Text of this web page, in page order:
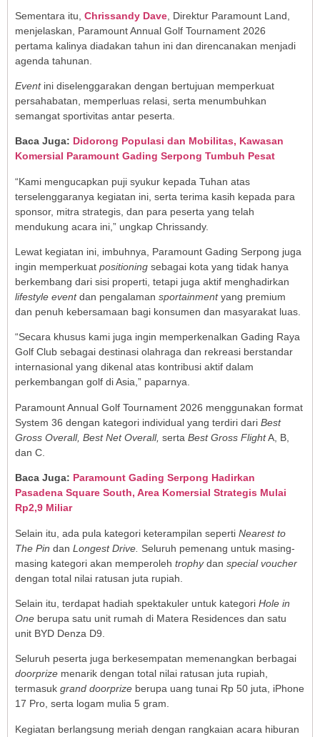
Sementara itu, Chrissandy Dave , Direktur Paramount Land,
menjelaskan, Paramount Annual Golf Tournament 2026
pertama kalinya diadakan tahun ini dan direncanakan menjadi
agenda tahunan.
Eventini diselenggarakan dengan bertujuan memperkuat
persahabatan, memperluas relasi, serta menumbuhkan
semangat sportivitas antar peserta.
Baca Juga: Didorong Populasi dan Mobilitas, Kawasan
Komersial Paramount Gading Serpong Tumbuh Pesat
“Kami mengucapkan puji syukur kepada Tuhan atas
terselenggaranya kegiatan ini, serta terima kasih kepada para
sponsor, mitra strategis, dan para peserta yang telah
mendukung acara ini,” ungkap Chrissandy.
Lewat kegiatan ini, imbuhnya, Paramount Gading Serpong juga
ingin memperkuat positioning sebagai kota yang tidak hanya
berkembang dari sisi properti, tetapi juga aktif menghadirkan
lifestyle eventdan pengalaman sportainmentyang premium
dan penuh kebersamaan bagi konsumen dan masyarakat luas.
“Secara khusus kami juga ingin memperkenalkan Gading Raya
Golf Club sebagai destinasi olahraga dan rekreasi berstandar
internasional yang dikenal atas kontribusi aktif dalam
perkembangan golf di Asia,” paparnya.
Paramount Annual Golf Tournament 2026 menggunakan format
System 36 dengan kategori individual yang terdiri dari Best
Gross Overall, Best Net Overall, serta Best Gross FlightA, B,
dan C.
Baca Juga: Paramount Gading Serpong Hadirkan
Pasadena Square South, Area Komersial Strategis Mulai
Rp2,9 Miliar
Selain itu, ada pula kategori keterampilan seperti Nearest to
The Pin dan Longest Drive. Seluruh pemenang untuk masing-
masing kategori akan memperoleh trophydan special voucher
dengan total nilai ratusan juta rupiah.
Selain itu, terdapat hadiah spektakuler untuk kategori Hole in
One berupa satu unit rumah di Matera Residences dan satu
unit BYD Denza D9.
Seluruh peserta juga berkesempatan memenangkan berbagai
doorprize menarik dengan total nilai ratusan juta rupiah,
termasuk grand doorprize berupa uang tunai Rp 50 juta, iPhone
17 Pro, serta logam mulia 5 gram.
Kegiatan berlangsung meriah dengan rangkaian acara hiburan